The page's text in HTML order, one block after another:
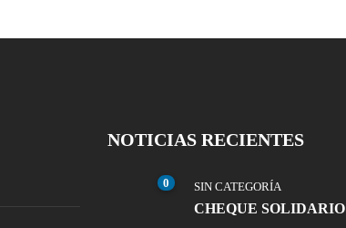
NOTICIAS RECIENTES
0 SIN CATEGORÍA
CHEQUE SOLIDARIO